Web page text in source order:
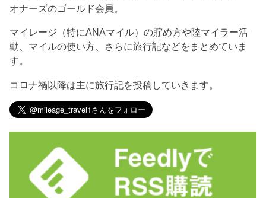
オナーズのゴールド会員。
マイレージ（特にANAマイル）の貯め方や陸マイラー活
動、マイルの使い方、さらに旅行記などをまとめていま
す。
コロナ禍以降は主に旅行記を投稿していきます。